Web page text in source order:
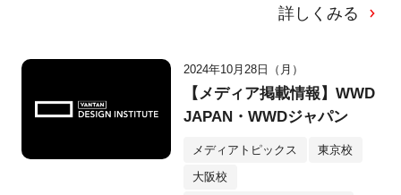
詳しくみる
2024年10月28日（月）
【メディア掲載情報】WWD
JAPAN・WWDジャパン
メディアトピックス 東京校
大阪校